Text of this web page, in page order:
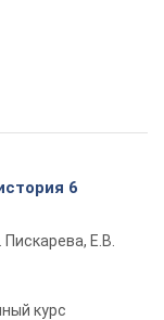
6
Е.В.
курс